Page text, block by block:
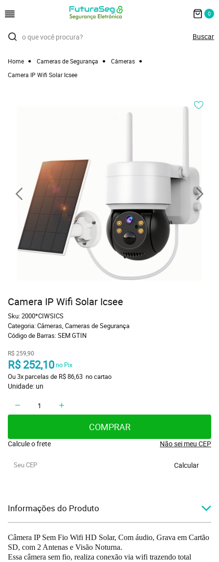
0
Home Cameras de Segurança
Câmeras
Camera IP Wifi Solar Icsee
Camera IP Wifi Solar Icsee
Sku:2000*CIWSICS
Categoria:Câmeras, Cameras de Segurança
Código de Barras:SEM GTIN
R$ 259,90
R$ 252,10 no Pix
Ou 3x parcelas de R$ 86,63 no cartao
Unidade: un
COMPRAR
Calcule o frete Não sei meu CEP
Calcular
Informações do Produto
Câmera IP Sem Fio Wifi HD Solar, Com áudio, Grava em Cartão
SD, com 2 Antenas e Visão Noturna.
Essa câmera sem fio, realiza conexão via wifi trazendo total